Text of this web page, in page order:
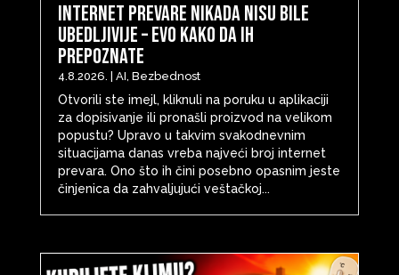
Internet prevare nikada nisu bile
ubedljivije – evo kako da ih
prepoznate
4.8.2026. AI, Bezbednost
Otvorili ste imejl, kliknuli na poruku u aplikaciji
za dopisivanje ili pronašli proizvod na velikom
popustu? Upravo u takvim svakodnevnim
situacijama danas vreba najveći broj internet
prevara. Ono što ih čini posebno opasnim jeste
činjenica da zahvaljujući veštačkoj...